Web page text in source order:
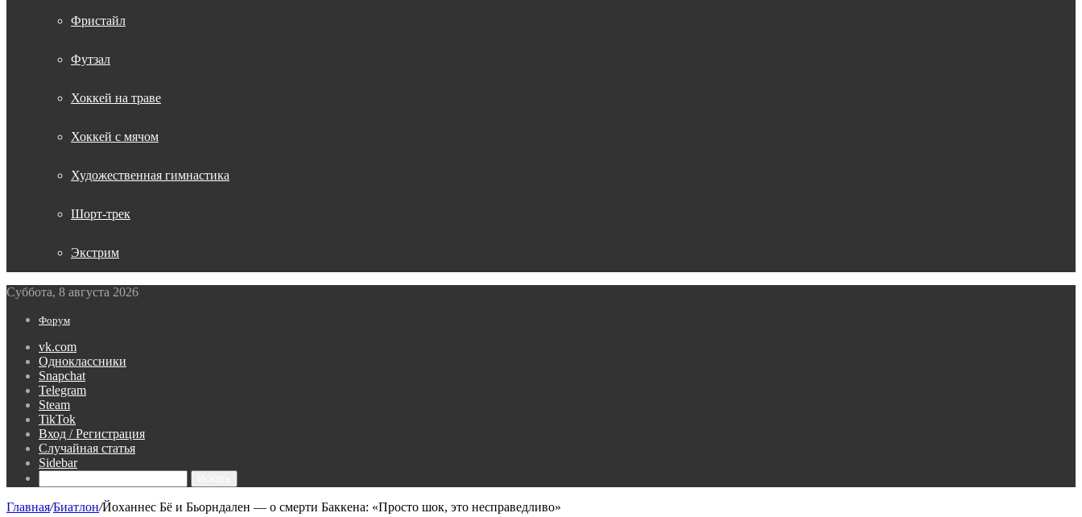
Фристайл
Футзал
Хоккей на траве
Хоккей с мячом
Художественная гимнастика
Шорт-трек
Экстрим
Суббота, 8 августа 2026
Форум
vk.com
Одноклассники
Snapchat
Telegram
Steam
TikTok
Вход / Регистрация
Случайная статья
Sidebar
Главная/Биатлон/Йоханнес Бё и Бьорндален — о смерти Баккена: «Просто шок, это несправедливо»